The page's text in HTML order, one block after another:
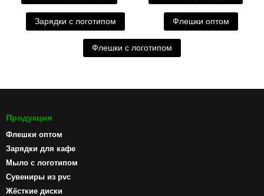
Зарядки с логотипом Флешки оптом
Флешки с логотипом
Продукция
Флешки оптом
Зарядки для кафе
Мыло с логотипом
Сувениры из pvc
Жёсткие диски